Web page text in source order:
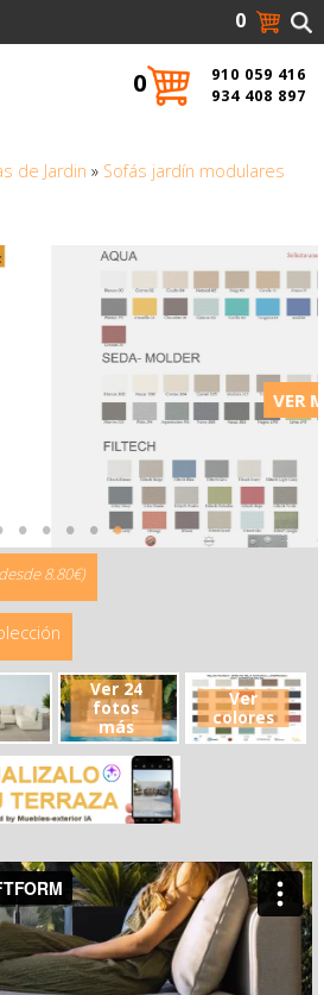
de Jardin » Sofás jardín modulares
8.80€)
Ver 24
fotos
más
Ver
colores
910 059 416
934 408 897
0
0